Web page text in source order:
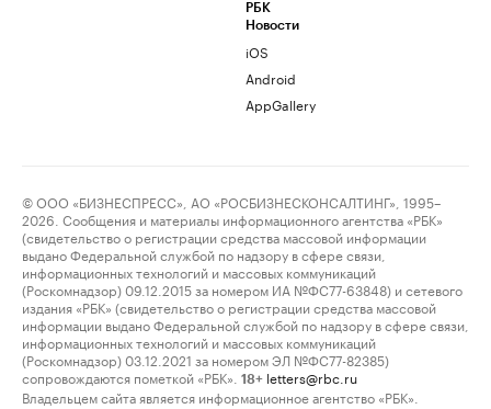
РБК
Новости
iOS
Android
AppGallery
© ООО «БИЗНЕСПРЕСС», АО «РОСБИЗНЕСКОНСАЛТИНГ», 1995–
2026. Сообщения и материалы информационного агентства «РБК»
(свидетельство о регистрации средства массовой информации
выдано Федеральной службой по надзору в сфере связи,
информационных технологий и массовых коммуникаций
(Роскомнадзор) 09.12.2015 за номером ИА №ФС77-63848) и сетевого
издания «РБК» (свидетельство о регистрации средства массовой
информации выдано Федеральной службой по надзору в сфере связи,
информационных технологий и массовых коммуникаций
(Роскомнадзор) 03.12.2021 за номером ЭЛ №ФС77-82385)
сопровождаются пометкой «РБК».
18+ letters@rbc.ru
Владельцем сайта является информационное агентство «РБК».